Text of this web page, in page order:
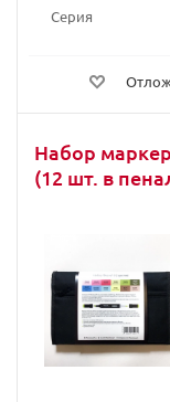
Серия
Набор
(12 шт. в